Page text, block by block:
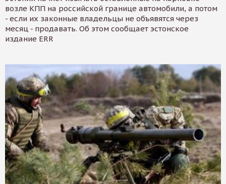
возле КПП на российской границе автомобили, а потом
- если их законные владельцы не объявятся через
месяц - продавать. Об этом сообщает эстонское
издание ERR